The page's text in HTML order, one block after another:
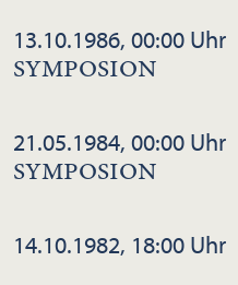
13.10.1986, 00:00 Uhr
SYMPOSION
21.05.1984, 00:00 Uhr
SYMPOSION
14.10.1982, 18:00 Uhr